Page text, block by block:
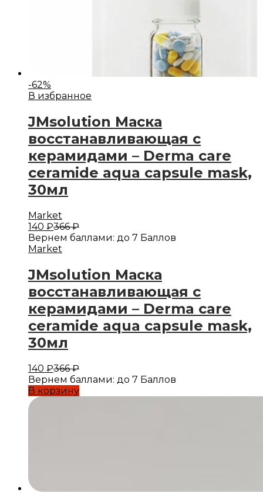
-62%
В избранное
JMsolution Маска
восстанавливающая с
керамидами – Derma care
ceramide aqua capsule mask,
30мл
Market
140 ₽366₽
Вернем баллами: до 7 Баллов
Market
JMsolution Маска
восстанавливающая с
керамидами – Derma care
ceramide aqua capsule mask,
30мл
140 ₽366₽
Вернем баллами: до 7 Баллов
В корзину